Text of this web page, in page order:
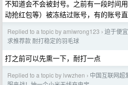
不知道会不会被封号。之前有一段时间
动抢红包等）被冻结过账号，有的账号
Replied to a topic by amiwrong123 › 迫于便
求推荐款 耐打稳定的羽毛球
打之前可以先熏一下，耐打一点
Replied to a topic by lvwzhen › 中国互联网超